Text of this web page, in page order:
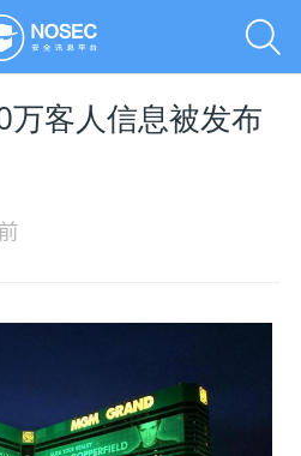
客人信息被发布